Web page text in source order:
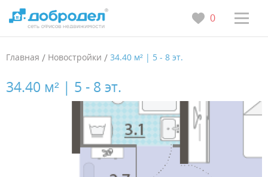
0
Главная / Новостройки / 34.40 м² | 5 - 8 эт.
34.40 м² | 5 - 8 эт.